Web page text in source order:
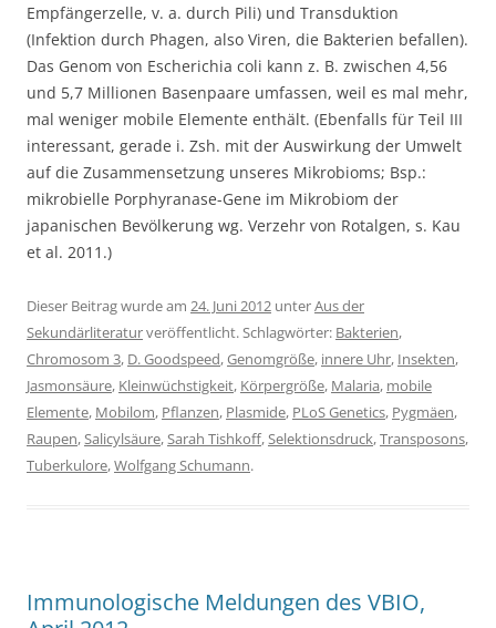
Empfängerzelle, v. a. durch Pili) und Transduktion
(Infektion durch Phagen, also Viren, die Bakterien befallen).
Das Genom von Escherichia coli kann z. B. zwischen 4,56
und 5,7 Millionen Basenpaare umfassen, weil es mal mehr,
mal weniger mobile Elemente enthält. (Ebenfalls für Teil III
interessant, gerade i. Zsh. mit der Auswirkung der Umwelt
auf die Zusammensetzung unseres Mikrobioms; Bsp.:
mikrobielle Porphyranase-Gene im Mikrobiom der
japanischen Bevölkerung wg. Verzehr von Rotalgen, s. Kau
et al. 2011.)
Dieser Beitrag wurde am 24. Juni 2012 unterAus der
Sekundärliteraturveröffentlicht. Schlagwörter: Bakterien,
Chromosom 3, D. Goodspeed,Genomgröße, innere Uhr, Insekten,
Jasmonsäure, Kleinwüchstigkeit, Körpergröße, Malaria, mobile
Elemente, Mobilom, Pflanzen, Plasmide, PLoS Genetics, Pygmäen,
Raupen,Salicylsäure,Sarah Tishkoff,Selektionsdruck,Transposons,
Tuberkulore,Wolfgang Schumann.
Immunologische Meldungen des VBIO,